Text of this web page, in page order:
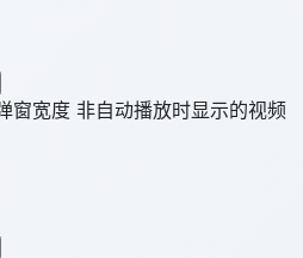
窗宽度 非自动播放时显示的视频